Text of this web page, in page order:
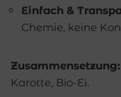
Einfach &
Chemie, keine
Zusammensetzung:
Karotte, Bio-Ei.